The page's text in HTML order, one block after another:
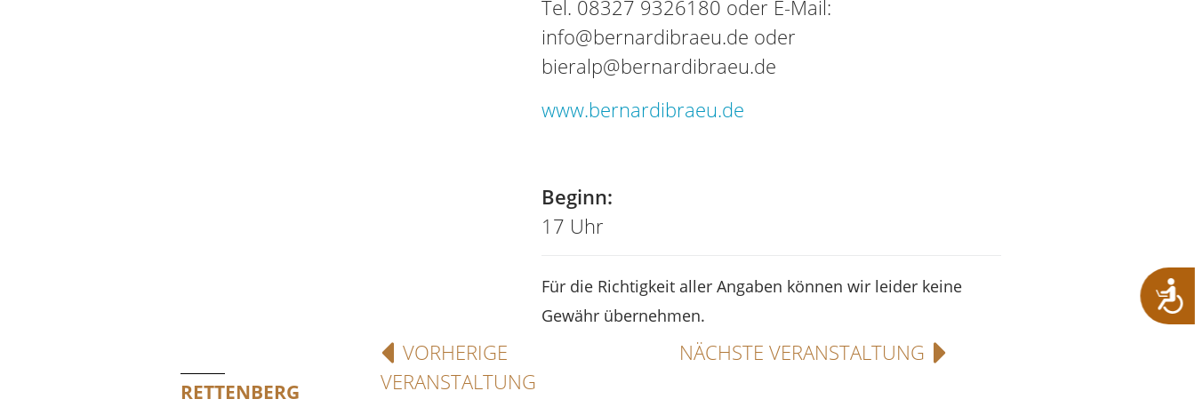
Tel. 08327 9326180 oder E-Mail:
info@bernardibraeu.de oder
bieralp@bernardibraeu.de
www.bernardibraeu.de
Beginn:
17 Uhr
Für die Richtigkeit aller Angaben können wir leider keine
Gewähr übernehmen.
RETTENBERG
VORHERIGE
VERANSTALTUNG
NÄCHSTE VERANSTALTUNG